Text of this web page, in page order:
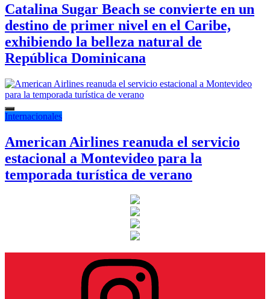
Catalina Sugar Beach se convierte en un
destino de primer nivel en el Caribe,
exhibiendo la belleza natural de
República Dominicana
Internacionales
American Airlines reanuda el servicio
estacional a Montevideo para la
temporada turística de verano